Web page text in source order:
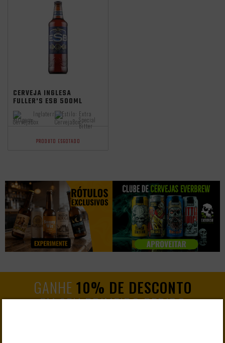
CERVEJA INGLESA
FULLER'S ESB 500ML
Origem:
Inglaterra Estilo: Extra
Special
Bitter
PRODUTO ESGOTADO
GANHE 10% DE DESCONTO
EM SEU PRIMEIRO PEDIDO